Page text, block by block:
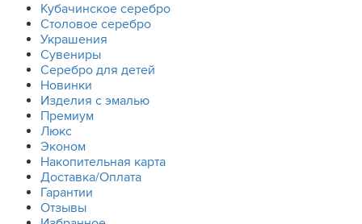
Кубачинское серебро
Столовое серебро
Украшения
Сувениры
Серебро для детей
Новинки
Изделия с эмалью
Премиум
Люкс
Эконом
Накопительная карта
Доставка/Оплата
Гарантии
Отзывы